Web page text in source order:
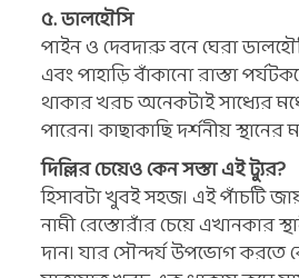
৫. ডালহৌসি
পাইন ও দেবদারু বনে ঘেরা
এবং পাহাড়ি বাঁকানো রাস্তা
থাকার খরচ অনেকটাই সাধ্যের
পারেন। কাছাকাছি দর্শনীয়
দিল্লির চেয়েও কেন সস্তা এই ট্যুর?
হিসাবটা খুবই সহজ। এই পাঁচটি
নামী রেস্তোরাঁর চেয়ে
দান। যার সৌন্দর্য উপভোগ করতে